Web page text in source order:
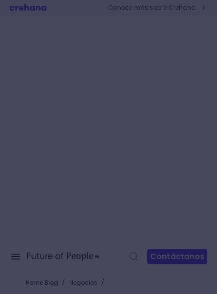
Conoce más sobre Crehana
Contáctanos
Home Blog / Negocios /